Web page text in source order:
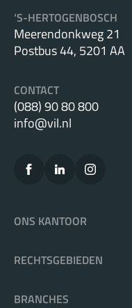
‘S-HERTOGENBOSCH
Meerendonkweg 21
Postbus 44, 5201 AA
CONTACT
(088) 90 80 800
info@vil.nl
ONS KANTOOR
RECHTSGEBIEDEN
BRANCHES